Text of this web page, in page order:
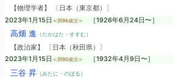
【物理学者】 〔日本（東京都）〕
2023年1月15日 ≪満96歳没≫ ［1926年6月24日〜］
高畑 進 （たかはた・すすむ）
【政治家】 〔日本（秋田県）〕
2023年1月15日 ≪満90歳没≫ ［1932年4月9日〜］
三谷 昇（みたに・のぼる）